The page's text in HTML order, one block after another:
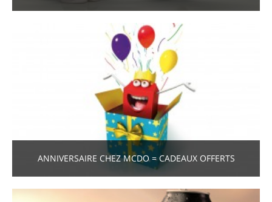
ANNIVERSAIRE CHEZ MCDO = CADEAUX OFFERTS